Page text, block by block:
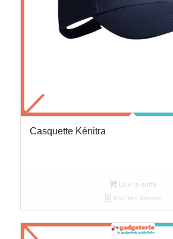
Casquette Kénitra
Lire la suite
Voir les détails